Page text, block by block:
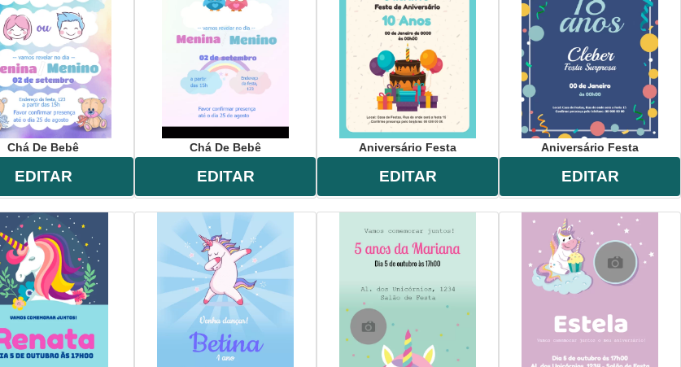
Chá De Bebê
EDITAR
Chá De Bebê
EDITAR
Aniversário Festa
EDITAR
Aniversário Festa
EDITAR